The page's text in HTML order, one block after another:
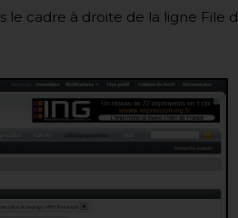
le cadre à droite de la ligne File